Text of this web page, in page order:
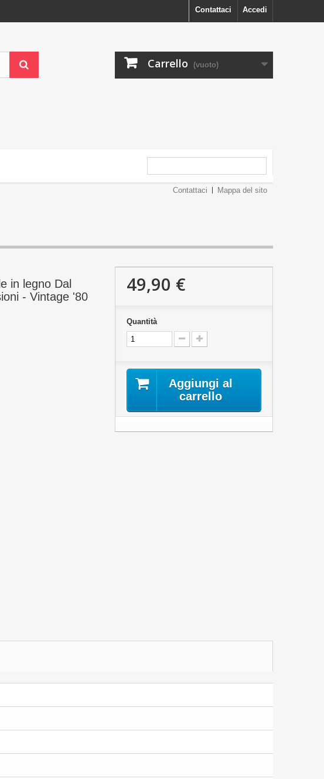
Accedi
Contattaci
Carrello (vuoto)
Contattaci Mappa del sito
in legno Dal
- Vintage '80
49,90 €
Quantità
Aggiungi al
carrello